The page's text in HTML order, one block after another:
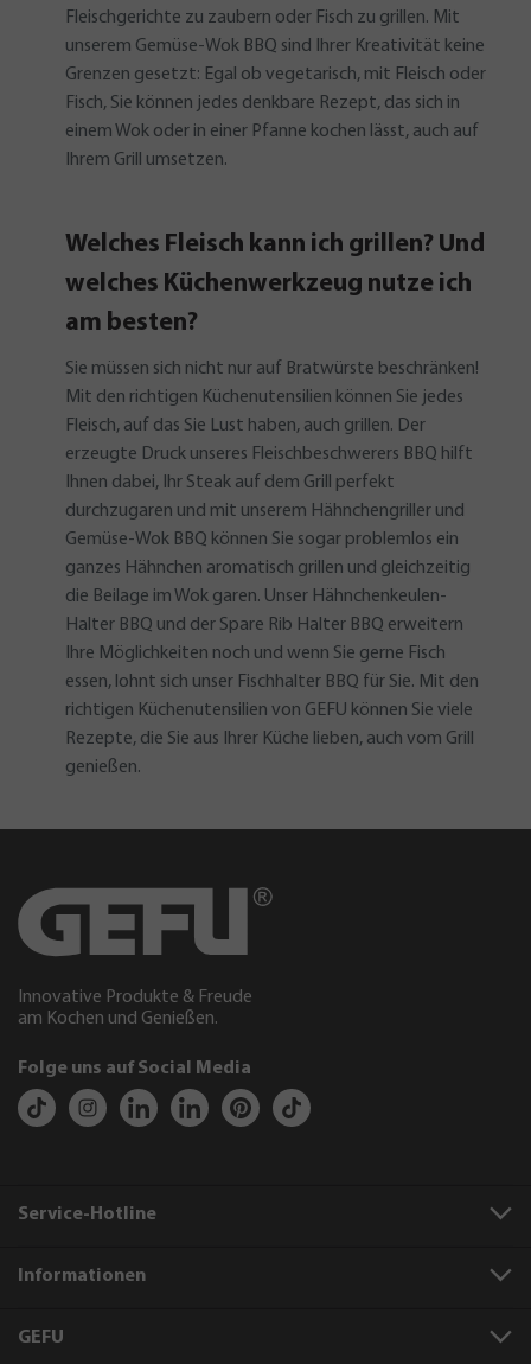
Fleischgerichte zu zaubern oder Fisch zu grillen. Mit
unserem Gemüse-Wok BBQ sind Ihrer Kreativität keine
Grenzen gesetzt: Egal ob vegetarisch, mit Fleisch oder
Fisch, Sie können jedes denkbare Rezept, das sich in
einem Wok oder in einer Pfanne kochen lässt, auch auf
Ihrem Grill umsetzen.
Welches Fleisch kann ich grillen? Und
welches Küchenwerkzeug nutze ich
am besten?
Sie müssen sich nicht nur auf Bratwürste beschränken!
Mit den richtigen Küchenutensilien können Sie jedes
Fleisch, auf das Sie Lust haben, auch grillen. Der
erzeugte Druck unseres Fleischbeschwerers BBQ hilft
Ihnen dabei, Ihr Steak auf dem Grill perfekt
durchzugaren und mit unserem Hähnchengriller und
Gemüse-Wok BBQ können Sie sogar problemlos ein
ganzes Hähnchen aromatisch grillen und gleichzeitig
die Beilage im Wok garen. Unser Hähnchenkeulen-
Halter BBQ und der Spare Rib Halter BBQ erweitern
Ihre Möglichkeiten noch und wenn Sie gerne Fisch
essen, lohnt sich unser Fischhalter BBQ für Sie. Mit den
richtigen Küchenutensilien von GEFU können Sie viele
Rezepte, die Sie aus Ihrer Küche lieben, auch vom Grill
genießen.
Innovative Produkte & Freude
am Kochen und Genießen.
Folge uns auf Social Media
Service-Hotline
Informationen
GEFU